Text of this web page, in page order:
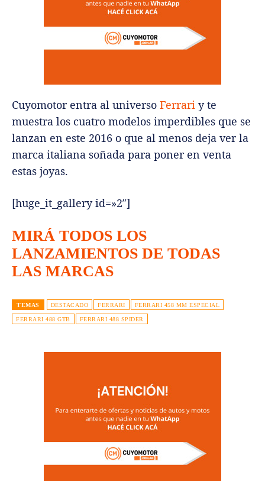
Cuyomotor entra al universo Ferrari y te
muestra los cuatro modelos imperdibles que se
lanzan en este 2016 o que al menos deja ver la
marca italiana soñada para poner en venta
estas joyas.
[huge_it_gallery id=»2″]
MIRÁ TODOS LOS
LANZAMIENTOS DE TODAS
LAS MARCAS
TEMAS DESTACADO FERRARI FERRARI 458 MM ESPECIAL
FERRARI 488 GTB FERRARI 488 SPIDER